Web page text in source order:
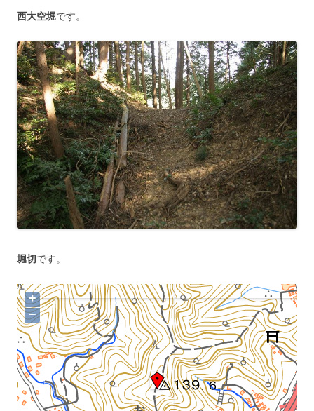
西大空堀です。
堀切です。
+
−